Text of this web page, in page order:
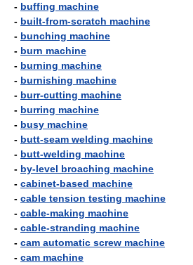
- buffing machine
- built-from-scratch machine
- bunching machine
- burn machine
- burning machine
- burnishing machine
- burr-cutting machine
- burring machine
- busy machine
- butt-seam welding machine
- butt-welding machine
- by-level broaching machine
- cabinet-based machine
- cable tension testing machine
- cable-making machine
- cable-stranding machine
- cam automatic screw machine
- cam machine